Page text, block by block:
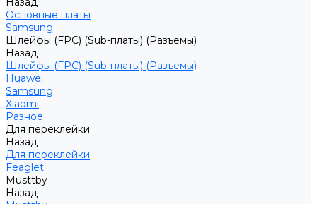
Основные платы
Samsung
Шлейфы (FPC) (Sub-платы) (Разъемы)
Назад
Шлейфы (FPC) (Sub-платы) (Разъемы)
Huawei
Samsung
Xiaomi
Разное
Для переклейки
Назад
Для переклейки
Feaglet
Musttby
Назад